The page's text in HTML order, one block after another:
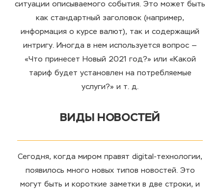
ситуации описываемого события. Это может быть
как стандартный заголовок (например,
информация о курсе валют), так и содержащий
интригу. Иногда в нем используется вопрос —
«Что принесет Новый 2021 год?» или «Какой
тариф будет установлен на потребляемые
услуги?» и т. д.
ВИДЫ НОВОСТЕЙ
Сегодня, когда миром правят digital-технологии,
появилось много новых типов новостей. Это
могут быть и короткие заметки в две строки, и